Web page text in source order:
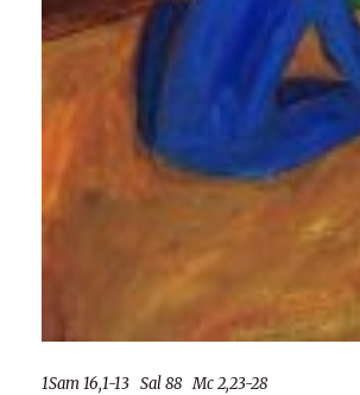
1Sam 16,1-13 Sal 88 Mc 2,23-28